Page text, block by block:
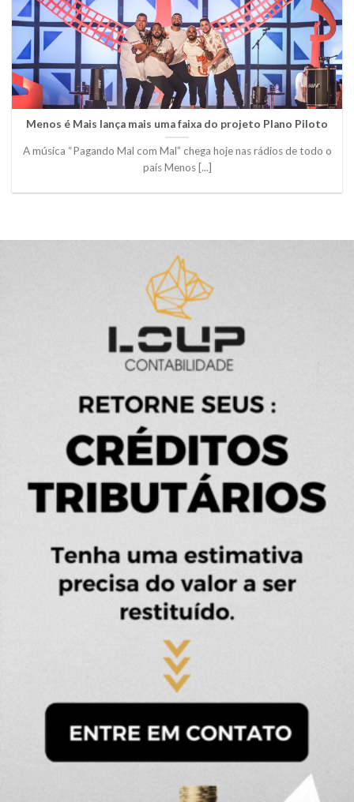
Menos é Mais lança mais uma faixa do projeto Plano Piloto
A música “Pagando Mal com Mal” chega hoje nas rádios de todo o
país Menos [...]